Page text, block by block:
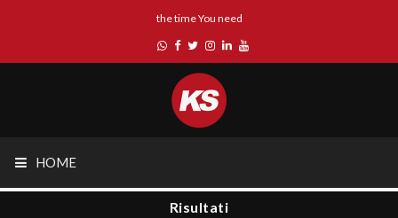
the time You need
HOME
Risultati